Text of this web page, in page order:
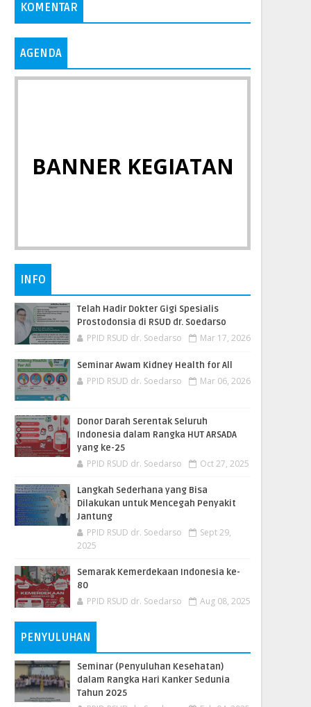
KOMENTAR
AGENDA
BANNER KEGIATAN
INFO
Telah Hadir Dokter Gigi Spesialis
Prostodonsia di RSUD dr. Soedarso
PPID RSUD dr. Soedarso Mar 17, 2026
Seminar Awam Kidney Health for All
PPID RSUD dr. Soedarso Mar 06, 2026
Donor Darah Serentak Seluruh
Indonesia dalam Rangka HUT ARSADA
yang ke-25
PPID RSUD dr. Soedarso Oct 27, 2025
Langkah Sederhana yang Bisa
Dilakukan untuk Mencegah Penyakit
Jantung
PPID RSUD dr. Soedarso
Sept 29,
2025
Semarak Kemerdekaan Indonesia ke-
80
PPID RSUD dr. Soedarso Aug 08, 2025
PENYULUHAN
Seminar (Penyuluhan Kesehatan)
dalam Rangka Hari Kanker Sedunia
Tahun 2025